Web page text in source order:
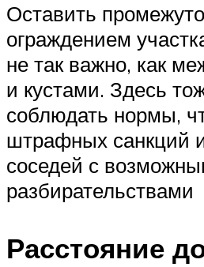
Оставить
ограждением
не так важно, как
и кустами. Здесь
соблюдать нормы,
штрафных санкций
соседей с
разбирательствами
Расстояние